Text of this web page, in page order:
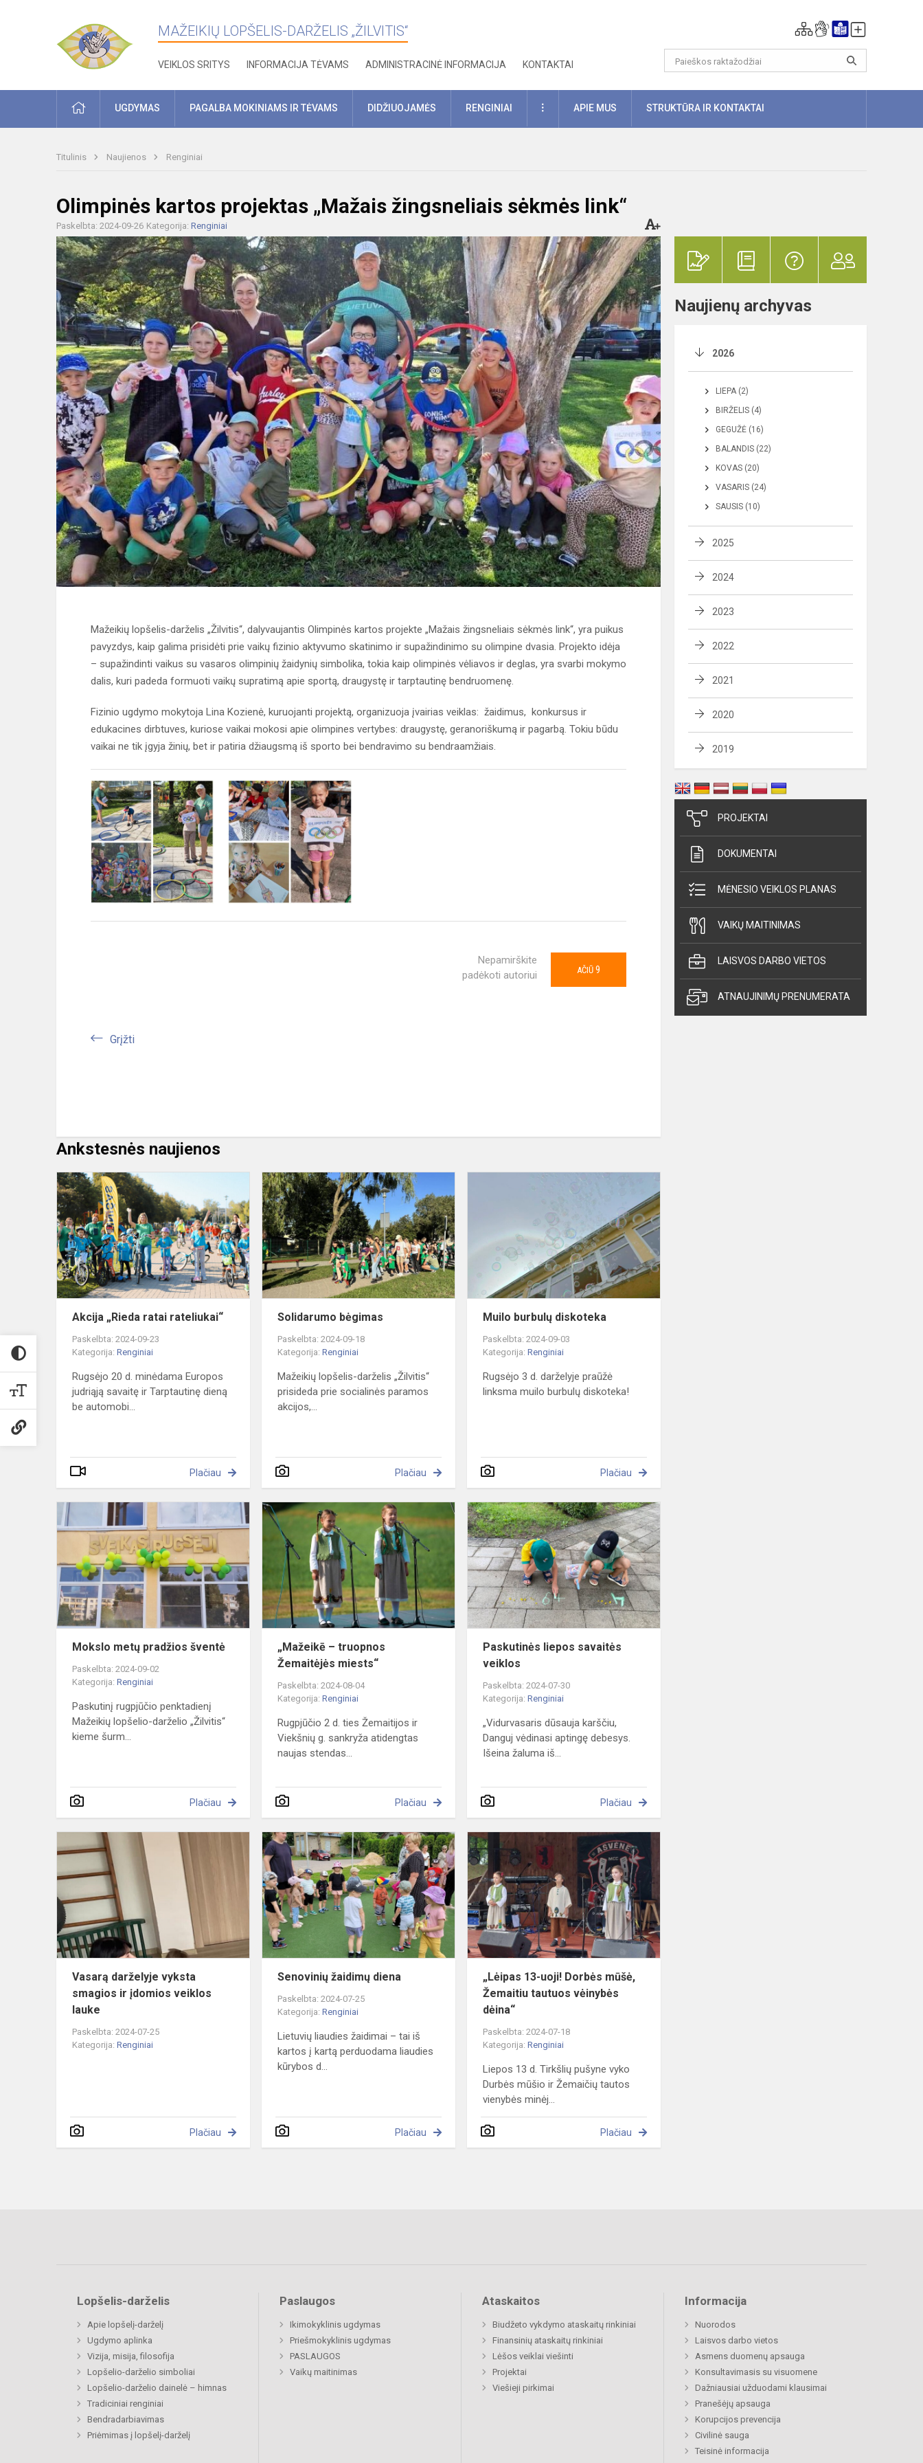
MAŽEIKIŲ LOPŠELIS-DARŽELIS „ŽILVITIS“
VEIKLOS SRITYS INFORMACIJA TĖVAMS ADMINISTRACINĖ INFORMACIJA KONTAKTAI
PRADŽIAUGDYMAS PAGALBA MOKINIAMS IR TĖVAMS DIDŽIUOJAMĖS RENGINIAI DAUGIAUAPIE MUS STRUKTŪRA IR KONTAKTAI
Titulinis Naujienos Renginiai
Olimpinės kartos projektas „Mažais žingsneliais sėkmės link“
Paskelbta: 2024-09-26 Kategorija: Renginiai
Mažeikių lopšelis-darželis „Žilvitis“, dalyvaujantis Olimpinės kartos projekte „Mažais žingsneliais sėkmės link“, yra puikus
pavyzdys, kaip galima prisidėti prie vaikų fizinio aktyvumo skatinimo ir supažindinimo su olimpine dvasia. Projekto idėja
– supažindinti vaikus su vasaros olimpinių žaidynių simbolika, tokia kaip olimpinės vėliavos ir deglas, yra svarbi mokymo
dalis, kuri padeda formuoti vaikų supratimą apie sportą, draugystę ir tarptautinę bendruomenę.
Fizinio ugdymo mokytoja Lina Kozienė, kuruojanti projektą, organizuoja įvairias veiklas: žaidimus, konkursus ir
edukacines dirbtuves, kuriose vaikai mokosi apie olimpines vertybes: draugystę, geranoriškumą ir pagarbą. Tokiu būdu
vaikai ne tik įgyja žinių, bet ir patiria džiaugsmą iš sporto bei bendravimo su bendraamžiais.
Nepamirškite
padėkoti autoriui
AČIŪ 9
Grįžti
Ankstesnės naujienos
Akcija
„Rieda
ratai
rateliukai“
Akcija „Rieda ratai rateliukai“
Paskelbta: 2024-09-23
Kategorija: Renginiai
Rugsėjo 20 d. minėdama Europos
judriąją savaitę ir Tarptautinę dieną
be automobi...
Plačiau
bėgimas
Solidarumo bėgimas
Paskelbta: 2024-09-18
Kategorija:Renginiai
Mažeikių lopšelis-darželis „Žilvitis“
prisideda prie socialinės paramos
akcijos,...
Plačiau
burbulų
diskoteka
Muilo burbulų diskoteka
Paskelbta: 2024-09-03
Kategorija:Renginiai
Rugsėjo 3 d. darželyje praūžė
linksma muilo burbulų diskoteka!
Plačiau
Mokslo
metų
pradžios
šventė
Mokslo metų pradžios šventė
Paskelbta: 2024-09-02
Kategorija: Renginiai
Paskutinį rugpjūčio penktadienį
Mažeikių lopšelio-darželio „Žilvitis“
kieme šurm...
Plačiau
„Mažeikē
–
truopnos
Žemaitėjės
miests“
„Mažeikē – truopnos
Žemaitėjės miests“
Paskelbta: 2024-08-04
Kategorija:Renginiai
Rugpjūčio 2 d. ties Žemaitijos ir
Viekšnių g. sankryža atidengtas
naujas stendas...
Plačiau
Paskutinės
liepos
savaitės
veiklos
Paskutinės liepos savaitės
veiklos
Paskelbta: 2024-07-30
Kategorija:Renginiai
„Vidurvasaris dūsauja karščiu,
Danguj vėdinasi aptingę debesys.
Išeina žaluma iš...
Plačiau
Vasarą
darželyje
vyksta
smagios
įdomios
veiklos
lauke
Vasarą darželyje vyksta
smagios ir įdomios veiklos
lauke
Paskelbta: 2024-07-25
Kategorija: Renginiai
Plačiau
Senovinių
žaidimų
diena
Senovinių žaidimų diena
Paskelbta: 2024-07-25
Kategorija:Renginiai
Lietuvių liaudies žaidimai – tai iš
kartos į kartą perduodama liaudies
kūrybos d...
Plačiau
Žemaitiu
tautuos
vėinybės
„Lėipas 13-uoji! Dorbės mūšė,
Žemaitiu tautuos vėinybės
dėina“
Paskelbta: 2024-07-18
Kategorija:Renginiai
Liepos 13 d. Tirkšlių pušyne vyko
Durbės mūšio ir Žemaičių tautos
vienybės minėj...
Plačiau
Naujienų archyvas
2026
LIEPA (2)
BIRŽELIS (4)
GEGUŽĖ (16)
BALANDIS (22)
KOVAS (20)
VASARIS (24)
SAUSIS (10)
2025
2024
2023
2022
2021
2020
2019
PROJEKTAI
DOKUMENTAI
MĖNESIO VEIKLOS PLANAS
VAIKŲ MAITINIMAS
LAISVOS DARBO VIETOS
ATNAUJINIMŲ PRENUMERATA
Lopšelis-darželis
Apie lopšelį-darželį
Ugdymo aplinka
Vizija, misija, filosofija
Lopšelio-darželio simboliai
Lopšelio-darželio dainelė – himnas
Tradiciniai renginiai
Bendradarbiavimas
Priėmimas į lopšelį-darželį
Paslaugos
Ikimokyklinis ugdymas
Priešmokyklinis ugdymas
PASLAUGOS
Vaikų maitinimas
Ataskaitos
Biudžeto vykdymo ataskaitų rinkiniai
Finansinių ataskaitų rinkiniai
Lėšos veiklai viešinti
Projektai
Viešieji pirkimai
Informacija
Nuorodos
Laisvos darbo vietos
Asmens duomenų apsauga
Konsultavimasis su visuomene
Dažniausiai užduodami klausimai
Pranešėjų apsauga
Korupcijos prevencija
Civilinė sauga
Teisinė informacija